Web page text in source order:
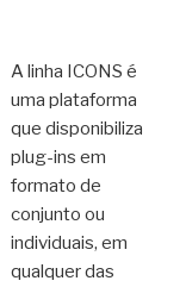
A linha ICONS é
uma plataforma
que disponibiliza
plug-ins em
formato de
conjunto ou
individuais, em
qualquer das